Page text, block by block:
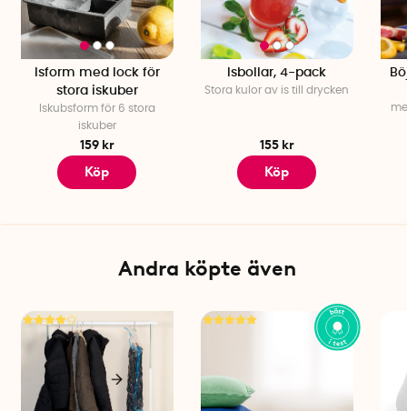
Diskmaskinssäker: Ja
Antal per förpackning: 2 st
Isform med lock för
stora iskuber
Iskubsform för 6 stora
iskuber
159 kr
Köp
Isbollar, 4-pack
Stora kulor av is till drycken
155 kr
Köp
Andra köpte även